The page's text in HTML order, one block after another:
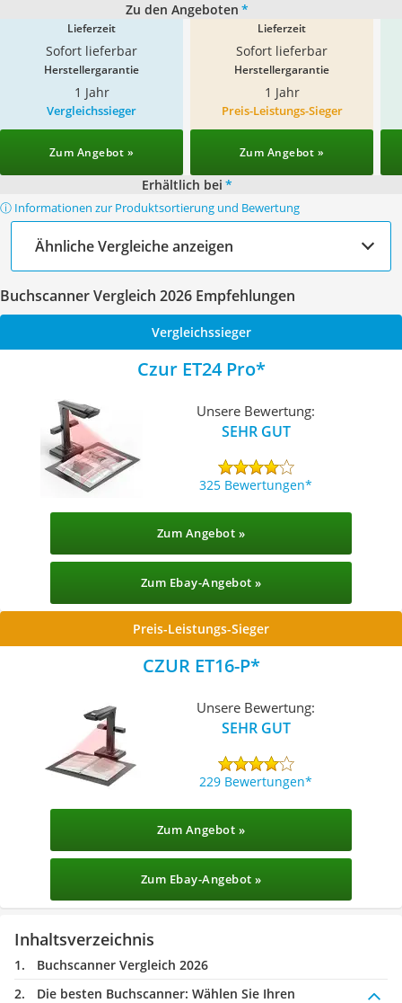
Zu den Angeboten *
Lieferzeit
Sofort lieferbar
Lieferzeit
Sofort lieferbar
Herstellergarantie
1 Jahr
Herstellergarantie
1 Jahr
Vergleichssieger
Zum Angebot »
Preis-Leistungs-Sieger
Zum Angebot »
Erhältlich bei *
ⓘ Informationen zur Produktsortierung und Bewertung
Ähnliche Vergleiche anzeigen
Buchscanner Vergleich 2026 Empfehlungen
Vergleichssieger
Czur ET24 Pro
Unsere Bewertung:
SEHR GUT
325 Bewertungen
Zum Angebot »
Zum Ebay-Angebot »
Preis-Leistungs-Sieger
CZUR ET16-P
Unsere Bewertung:
SEHR GUT
229 Bewertungen
Zum Angebot »
Zum Ebay-Angebot »
Inhaltsverzeichnis
Buchscanner Vergleich 2026
Die besten Buchscanner: Wählen Sie Ihren